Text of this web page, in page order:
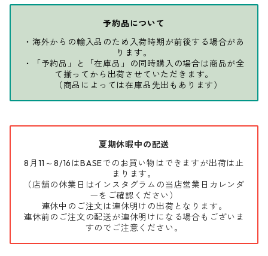
予約品について
・海外からの輸入品のため入荷時期が前後する場合があ
ります。
・「予約品」と「在庫品」の同時購入の場合は商品が全
て揃ってから出荷させていただきます。
（商品によっては在庫品先出もあります）
夏期休暇中の配送
8月11～8/16はBASEでのお買い物はできますが出荷は止
まります。
（店舗の休業日はインスタグラムの当店営業日カレンダ
ーをご確認ください）
連休中のご注文は連休明けの出荷となります。
連休前のご注文の配送が連休明けになる場合もございま
すのでご注意ください。